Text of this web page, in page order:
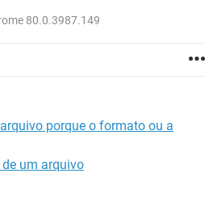
80.0.3987.149
porque o formato ou a
um arquivo